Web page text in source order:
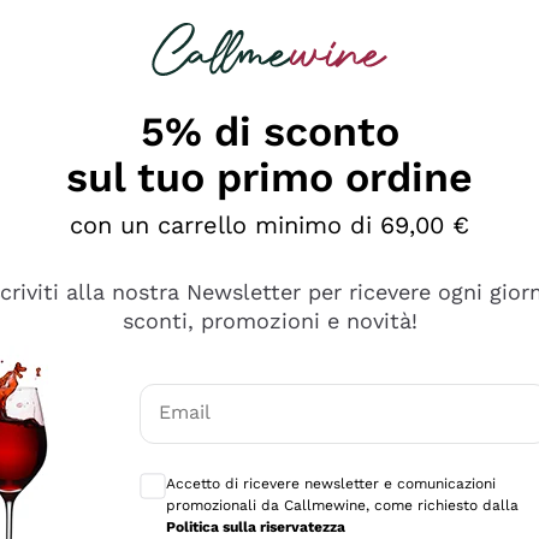
è male ma secondo me ci sono alternative che
5% di sconto
sul tuo primo ordine
con un carrello minimo di 69,00 €
alla nostra Newsletter per ricevere ogni
sconti, promozioni e novità!
Email
Accetto di ricevere newsletter e comunicazioni
promozionali da Callmewine, come richiesto dalla
Politica sulla riservatezza